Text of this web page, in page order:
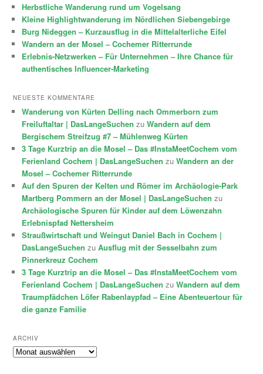
Herbstliche Wanderung rund um Vogelsang
Kleine Highlightwanderung im Nördlichen Siebengebirge
Burg Nideggen – Kurzausflug in die Mittelalterliche Eifel
Wandern an der Mosel – Cochemer Ritterrunde
Erlebnis-Netzwerken – Für Unternehmen – Ihre Chance für
authentisches Influencer-Marketing
NEUESTE KOMMENTARE
Wanderung von Kürten Delling nach Ommerborn zum
Freiluftaltar | DasLangeSuchen zuWandern auf dem
Bergischem Streifzug #7 – Mühlenweg Kürten
3 Tage Kurztrip an die Mosel – Das #InstaMeetCochem vom
Ferienland Cochem | DasLangeSuchen zuWandern an der
Mosel – Cochemer Ritterrunde
Auf den Spuren der Kelten und Römer im Archäologie-Park
Martberg Pommern an der Mosel | DasLangeSuchen zu
Archäologische Spuren für Kinder auf dem Löwenzahn
Erlebnispfad Nettersheim
Straußwirtschaft und Weingut Daniel Bach in Cochem |
DasLangeSuchen zuAusflug mit der Sesselbahn zum
Pinnerkreuz Cochem
3 Tage Kurztrip an die Mosel – Das #InstaMeetCochem vom
Ferienland Cochem | DasLangeSuchen zuWandern auf dem
Traumpfädchen Löfer Rabenlaypfad – Eine Abenteuertour für
die ganze Familie
ARCHIV
Archiv